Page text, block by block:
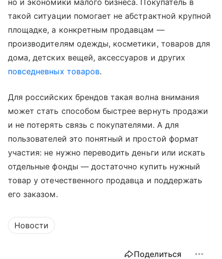
такой ситуации помогает не абстрактной крупной
площадке, а конкретным продавцам —
производителям одежды, косметики, товаров для
дома, детских вещей, аксессуаров и других
повседневных товаров.
Для российских брендов такая волна внимания
может стать способом быстрее вернуть продажи
и не потерять связь с покупателями. А для
пользователей это понятный и простой формат
участия: не нужно переводить деньги или искать
отдельные фонды — достаточно купить нужный
товар у отечественного продавца и поддержать
его заказом.
Новости
Поделиться